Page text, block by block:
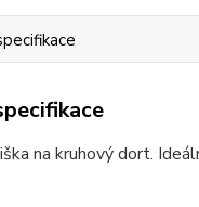
na kruhový dort.